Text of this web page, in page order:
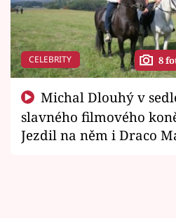
CELEBRITY 8
slavného filmového
Jezdil na něm i Draco